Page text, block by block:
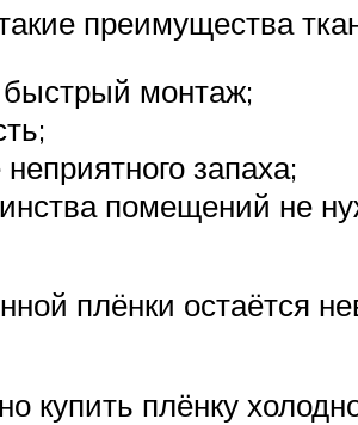
преимущества
монтаж;
неприятного запаха;
помещений не
плёнки остаётся
купить плёнку